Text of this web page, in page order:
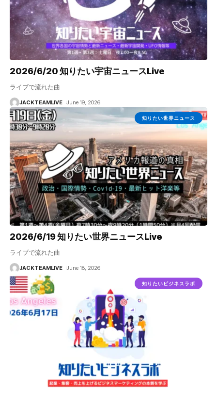
2026/6/20 知りたい宇宙ニュースLive
ライブで流れた曲
JACKTEAMLIVE June 19, 2026
知りたい世界ニュース
2026/6/19 知りたい世界ニュースLive
ライブで流れた曲
JACKTEAMLIVE June 18, 2026
知りたいビジネスラボ